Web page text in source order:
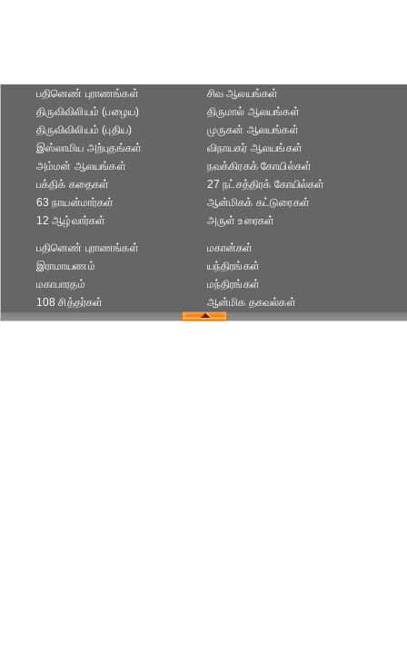
பதினெண் புராணங்கள்
திருவிவிலியம் (பழைய)
திருவிவிலியம் (புதிய)
இஸ்லாமிய அற்புதங்கள்
சிவ ஆலயங்கள்
திருமால் ஆலயங்கள்
முருகன் ஆலயங்கள்
விநாயகர் ஆலயங்கள்
அம்மன் ஆலயங்கள்
பக்திக் கதைகள்
63 நாயன்மார்கள்
12 ஆழ்வார்கள்
நவக்கிரகக் கோயில்கள்
27 நட்சத்திரக் கோயில்கள்
ஆன்மிகக் கட்டுரைகள்
அருள் உரைகள்
பதினெண் புராணங்கள்
இராமாயணம்
மகாபாரதம்
108 சித்தர்கள்
மகான்கள்
யந்திரங்கள்
மந்திரங்கள்
ஆன்மிக தகவல்கள்